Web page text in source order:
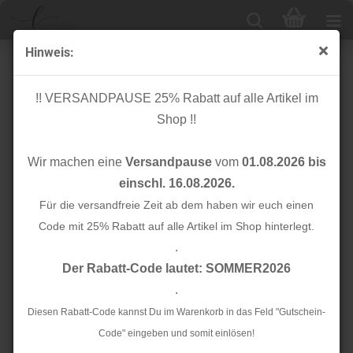
Hinweis:
!! VERSANDPAUSE 25% Rabatt auf alle Artikel im
Shop !!
Wir machen eine Versandpausevom 01.08.2026 bis
einschl. 16.08.2026.
Für die versandfreie Zeit ab dem haben wir euch einen
Code mit 25% Rabatt auf alle Artikel im Shop hinterlegt.
.
Der Rabatt-Code lautet: SOMMER2026
.
Diesen Rabatt-Code kannst Du im Warenkorb in das Feld "Gutschein-
Code" eingeben und somit einlösen!
Applikation - Wendepailletten - Herz - silber - Aufnäher